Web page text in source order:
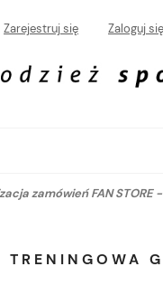
Zarejestruj się Zaloguj się
zamówień FAN STORE
TRENINGOWA